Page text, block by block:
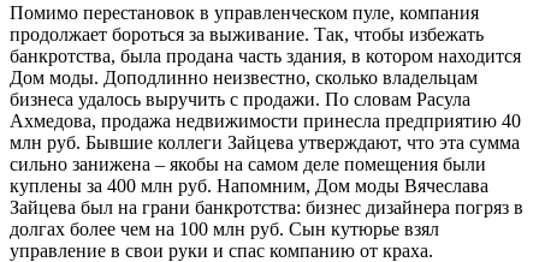
Помимо перестановок в управленческом пуле, компания
продолжает бороться за выживание. Так, чтобы избежать
банкротства, была продана часть здания, в котором находится
Дом моды. Доподлинно неизвестно, сколько владельцам
бизнеса удалось выручить с продажи. По словам Расула
Ахмедова, продажа недвижимости принесла предприятию 40
млн руб. Бывшие коллеги Зайцева утверждают, что эта сумма
сильно занижена – якобы на самом деле помещения были
куплены за 400 млн руб. Напомним, Дом моды Вячеслава
Зайцева был на грани банкротства: бизнес дизайнера погряз в
долгах более чем на 100 млн руб. Сын кутюрье взял
управление в свои руки и спас компанию от краха.